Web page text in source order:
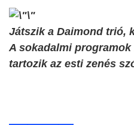
Játszik a Daimond trió,
A sokadalmi
tartozik az esti zenés